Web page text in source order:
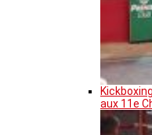
aux 11e